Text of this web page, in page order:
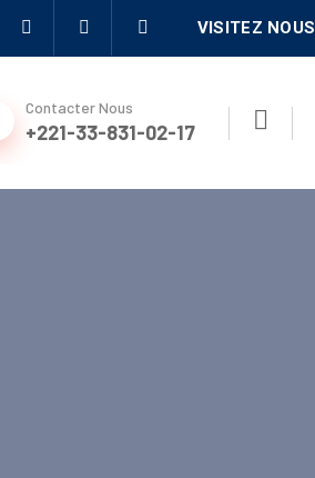
VISITEZ NOUS
Contacter Nous
+221-33-831-02-17